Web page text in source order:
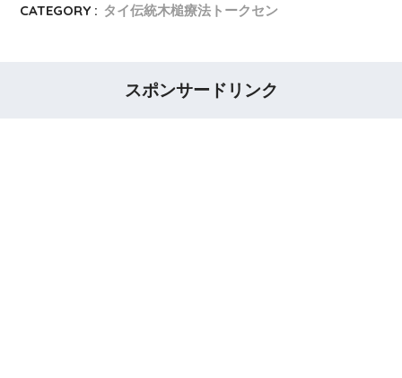
CATEGORY : タイ伝統木槌療法トークセン
スポンサードリンク